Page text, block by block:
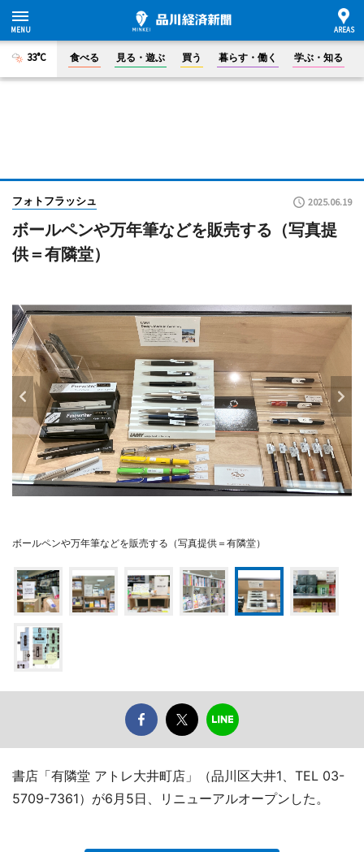
33°C 食べる 見る・遊ぶ 買う 暮らす・働く 学ぶ・知る
フォトフラッシュ 2025.06.19
ボールペンや万年筆などを販売する（写真提
供＝有隣堂）
ボールペンや万年筆などを販売する（写真提供＝有隣堂）
書店「有隣堂 アトレ大井町店」（品川区大井1、TEL 03-
5709-7361）が6月5日、リニューアルオープンした。